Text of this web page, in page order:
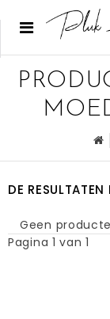
DE RESULTATEN
Geen
Pagina 1 van 1